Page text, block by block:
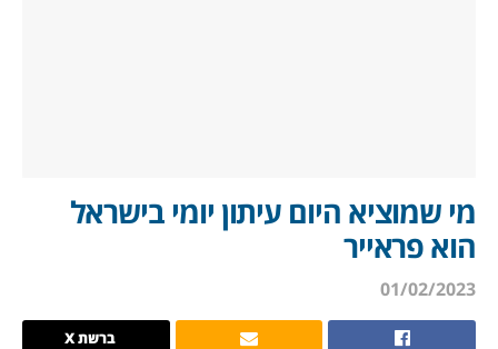
מי שמוציא היום עיתון יומי בישראל
הוא פראייר
01/02/2023
ברשת X